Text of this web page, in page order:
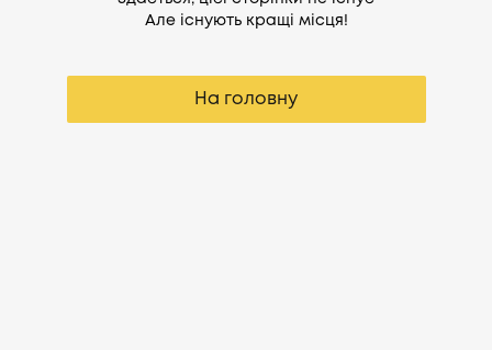
Але існують кращі місця!
На головну